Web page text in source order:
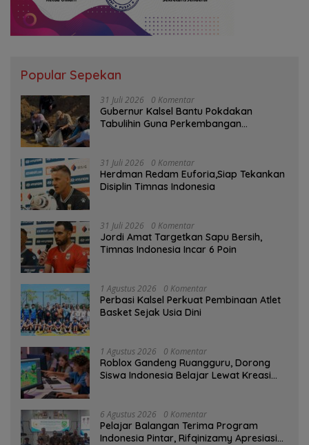
Popular Sepekan
31 Juli 2026 0 Komentar
Gubernur Kalsel Bantu Pokdakan
Tabulihin Guna Perkembangan
31 Juli 2026 0 Komentar
Herdman Redam Euforia,Siap Tekankan
Disiplin Timnas Indonesia
31 Juli 2026 0 Komentar
Jordi Amat Targetkan Sapu Bersih,
Timnas Indonesia Incar 6 Poin
1 Agustus 2026 0 Komentar
Perbasi Kalsel Perkuat Pembinaan Atlet
Basket Sejak Usia Dini
1 Agustus 2026 0 Komentar
Roblox Gandeng Ruangguru, Dorong
Siswa Indonesia Belajar Lewat Kreasi
6 Agustus 2026 0 Komentar
Pelajar Balangan Terima Program
Indonesia Pintar, Rifqinizamy Apresiasi